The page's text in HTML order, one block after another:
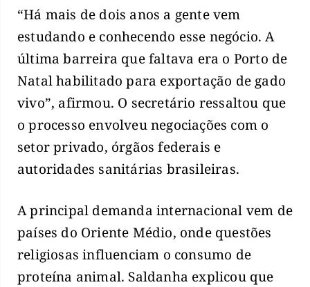
“Há mais de dois anos a gente vem
estudando e conhecendo esse negócio. A
última barreira que faltava era o Porto de
Natal habilitado para exportação de gado
vivo”, afirmou. O secretário ressaltou que
o processo envolveu negociações com o
setor privado, órgãos federais e
autoridades sanitárias brasileiras.
A principal demanda internacional vem de
países do Oriente Médio, onde questões
religiosas influenciam o consumo de
proteína animal. Saldanha explicou que